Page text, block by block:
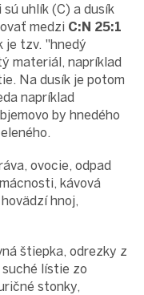
uhlík (C) a dusík
medzi C:N 25:1
je tzv. "hnedý
materiál, napríklad
Na dusík je potom
napríklad
by hnedého
ovocie, odpad
kávová
hnoj,
štiepka, odrezky z
lístie zo
stonky,